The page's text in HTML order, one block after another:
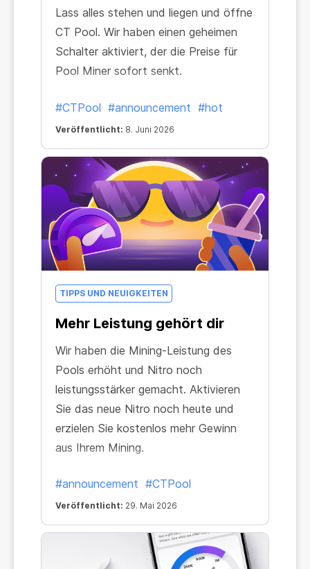
Lass alles stehen und liegen und öffne
CT Pool. Wir haben einen geheimen
Schalter aktiviert, der die Preise für
Pool Miner sofort senkt.
#CTPool #announcement #hot
Veröffentlicht: 8. Juni 2026
TIPPS UND NEUIGKEITEN
Mehr Leistung gehört dir
Wir haben die Mining-Leistung des
Pools erhöht und Nitro noch
leistungsstärker gemacht. Aktivieren
Sie das neue Nitro noch heute und
erzielen Sie kostenlos mehr Gewinn
aus Ihrem Mining.
#announcement #CTPool
Veröffentlicht: 29. Mai 2026